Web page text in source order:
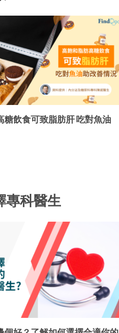
糖飲食可致脂肪肝 吃對魚油
專科醫生